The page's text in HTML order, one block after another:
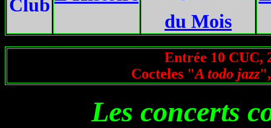
Club
du Mois
Entrée 10 CUC,
Cocteles "A todo jazz",
Les concerts